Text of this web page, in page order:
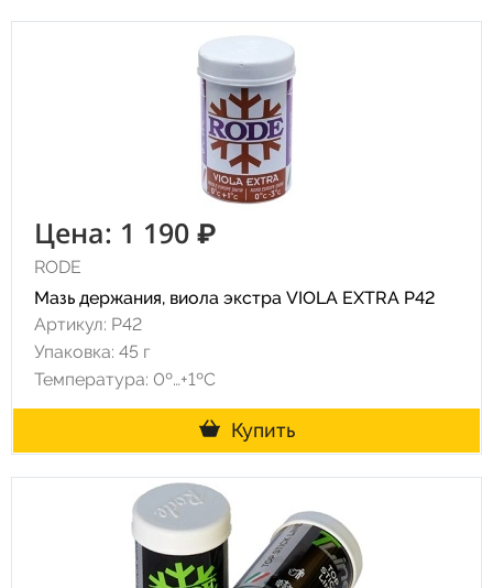
Цена: 1 190 ₽
RODE
Мазь держания, виола экстра VIOLA EXTRA P42
Артикул: P42
Упаковка: 45 г
Температура: 0º…+1ºC
Купить